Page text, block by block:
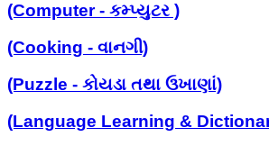
(Computer - કમ્પ્યુટર )
(Cooking - વાનગી)
(Puzzle - કોયડા તથા ઉખાણાં)
(Language Learning &